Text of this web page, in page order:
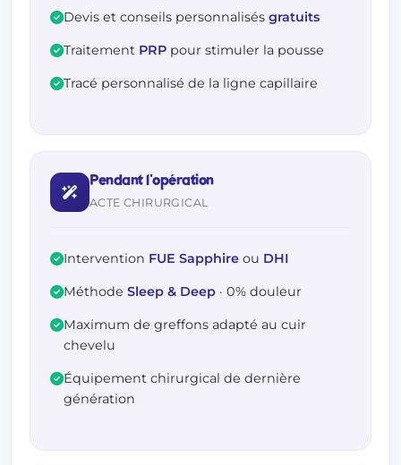
Devis et conseils personnalisés gratuits
Traitement PRP pour stimuler la pousse
Tracé personnalisé de la ligne capillaire
Pendant l'opération
ACTE CHIRURGICAL
Intervention FUE Sapphire ou DHI
Méthode Sleep & Deep · 0% douleur
Maximum de greffons adapté au cuir
chevelu
Équipement chirurgical de dernière
génération